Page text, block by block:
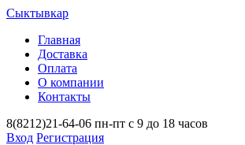
Сыктывкар
Главная
Доставка
Оплата
О компании
Контакты
8(8212)21-64-06 пн-пт с 9 до 18 часов
Вход Регистрация